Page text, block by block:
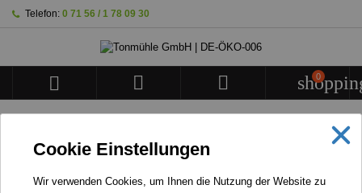
Telefon: 0 71 56 / 1 78 09 30
   0
Cookie Einstellungen
Wir verwenden Cookies, um Ihnen die Nutzung der Website zu